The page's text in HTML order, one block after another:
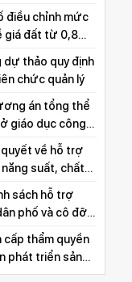
điều chỉnh mức
giá đất từ 0,8
dự thảo quy định
chức quản lý
án tổng thể
giáo dục công
quyết về hỗ trợ
suất, chất
sách hỗ trợ
phố và cô đỡ
cấp thẩm quyền
phát triển sản
mục tiêu